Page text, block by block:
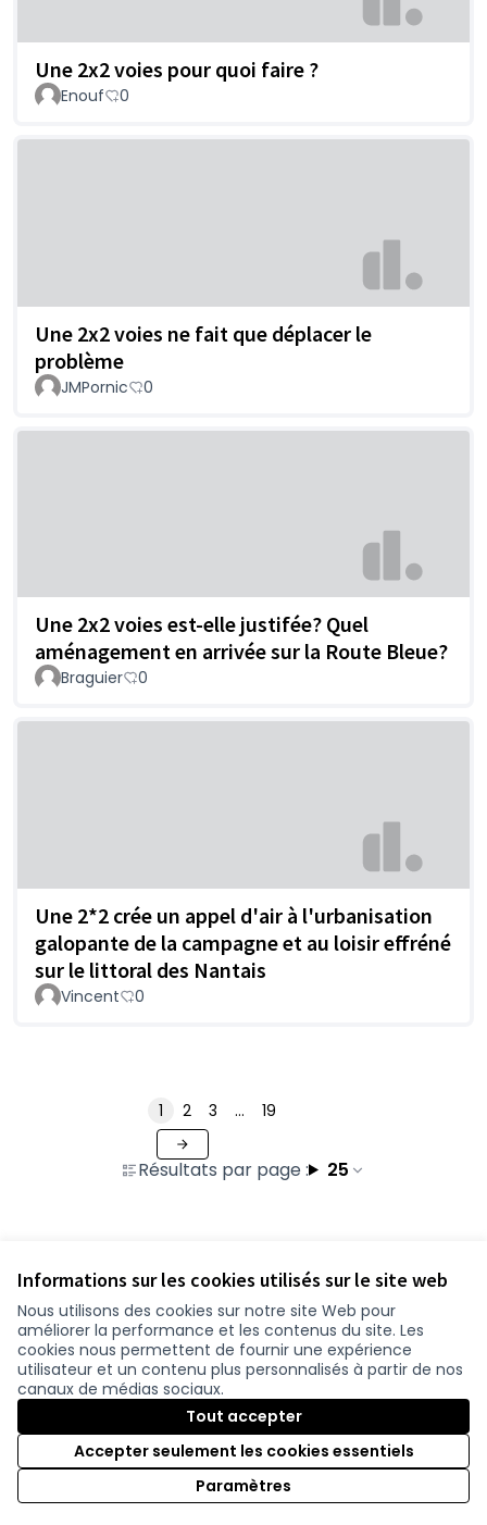
Informations sur les cookies utilisés sur le site web
Nous utilisons des cookies sur notre site Web pour
améliorer la performance et les contenus du site. Les
cookies nous permettent de fournir une expérience
utilisateur et un contenu plus personnalisés à partir de nos
canaux de médias sociaux.
Tout accepter
Accepter seulement les cookies essentiels
Paramètres
Une 2x2 voies pour quoi faire ?
Enouf 0
Une 2x2 voies ne fait que déplacer le
problème
JMPornic 0
Une 2x2 voies est-elle justifée? Quel
aménagement en arrivée sur la Route Bleue?
Braguier 0
Une 2*2 crée un appel d'air à l'urbanisation
galopante de la campagne et au loisir effréné
sur le littoral des Nantais
Vincent 0
Résultats par page : 25
1 2 3 … 19
Conditions d'utilisation
Paramètres des cookies
participer.loire-atlantique.fr sur Facebook
(Nouvelle fenêtre)
participer.loire-atlantique.fr sur Instagram
(Nouvelle fenêtre)
participer.loire-atlantique.fr sur YouTube
(Nouvelle fenêtre)
Site réalisé grâce aulogiciel libre Decidim
(Nouvelle fenêtre)
.
Licence
(Nouvelle